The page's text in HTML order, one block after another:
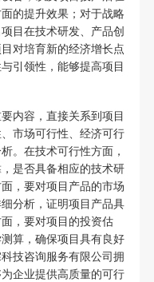
的提升效果；对于战略
目在技术研发、产品创
对培育新的经济增长点
引领性，能够提高项目
内容，直接关系到项目
市场可行性、经济可行
。在技术可行性方面，
是否具备相应的技术研
，要对项目产品的市场
分析，证明项目产品具
，要对项目的投资估
算，确保项目具有良好
技咨询服务有限公司拥
企业提供高质量的可行